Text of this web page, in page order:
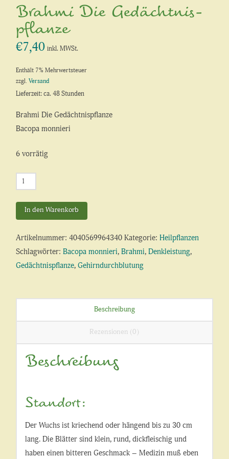
Brahmi Die Gedächtnis-
pflanze
€7,40 inkl. MWSt.
Enthält 7% Mehrwertsteuer
zzgl.Versand
Lieferzeit: ca. 48 Stunden
Brahmi Die Gedächtnispflanze
Bacopa monnieri
6 vorrätig
Brahmi
Gedächtnis-
pflanze
Menge
In den Warenkorb
Artikelnummer:4040569964340 Kategorie:Heilpflanzen
Schlagwörter:Bacopa monnieri,Brahmi,Denkleistung,
Gedächtnispflanze,Gehirndurchblutung
Beschreibung
Rezensionen (0)
Beschreibung
Standort:
Der Wuchs ist kriechend oder hängend bis zu 30 cm
lang. Die Blätter sind klein, rund, dickfleischig und
haben einen bitteren Geschmack – Medizin muß eben